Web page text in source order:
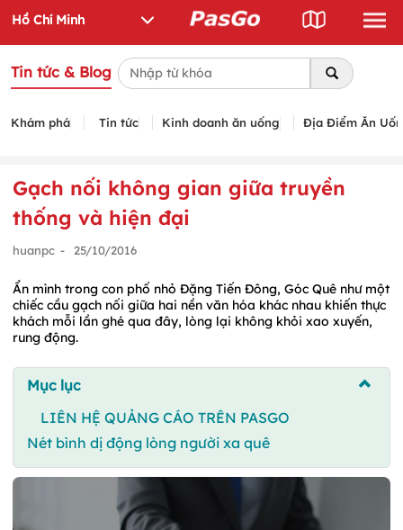
Tin tức & Blog
Khám phá Tin tức Kinh doanh ăn uống Địa Điểm Ăn
Gạch nối không gian giữa truyền
thống và hiện đại
huanpc - 25/10/2016
Ẩn mình trong con phố nhỏ Đặng Tiến Đông, Góc Quê như một
chiếc cầu gạch nối giữa hai nền văn hóa khác nhau khiến thực
khách mỗi lần ghé qua đây, lòng lại không khỏi xao xuyến,
rung động.
Mục lục
LIÊN HỆ QUẢNG CÁO TRÊN PASGO
Nét bình dị động lòng người xa quê